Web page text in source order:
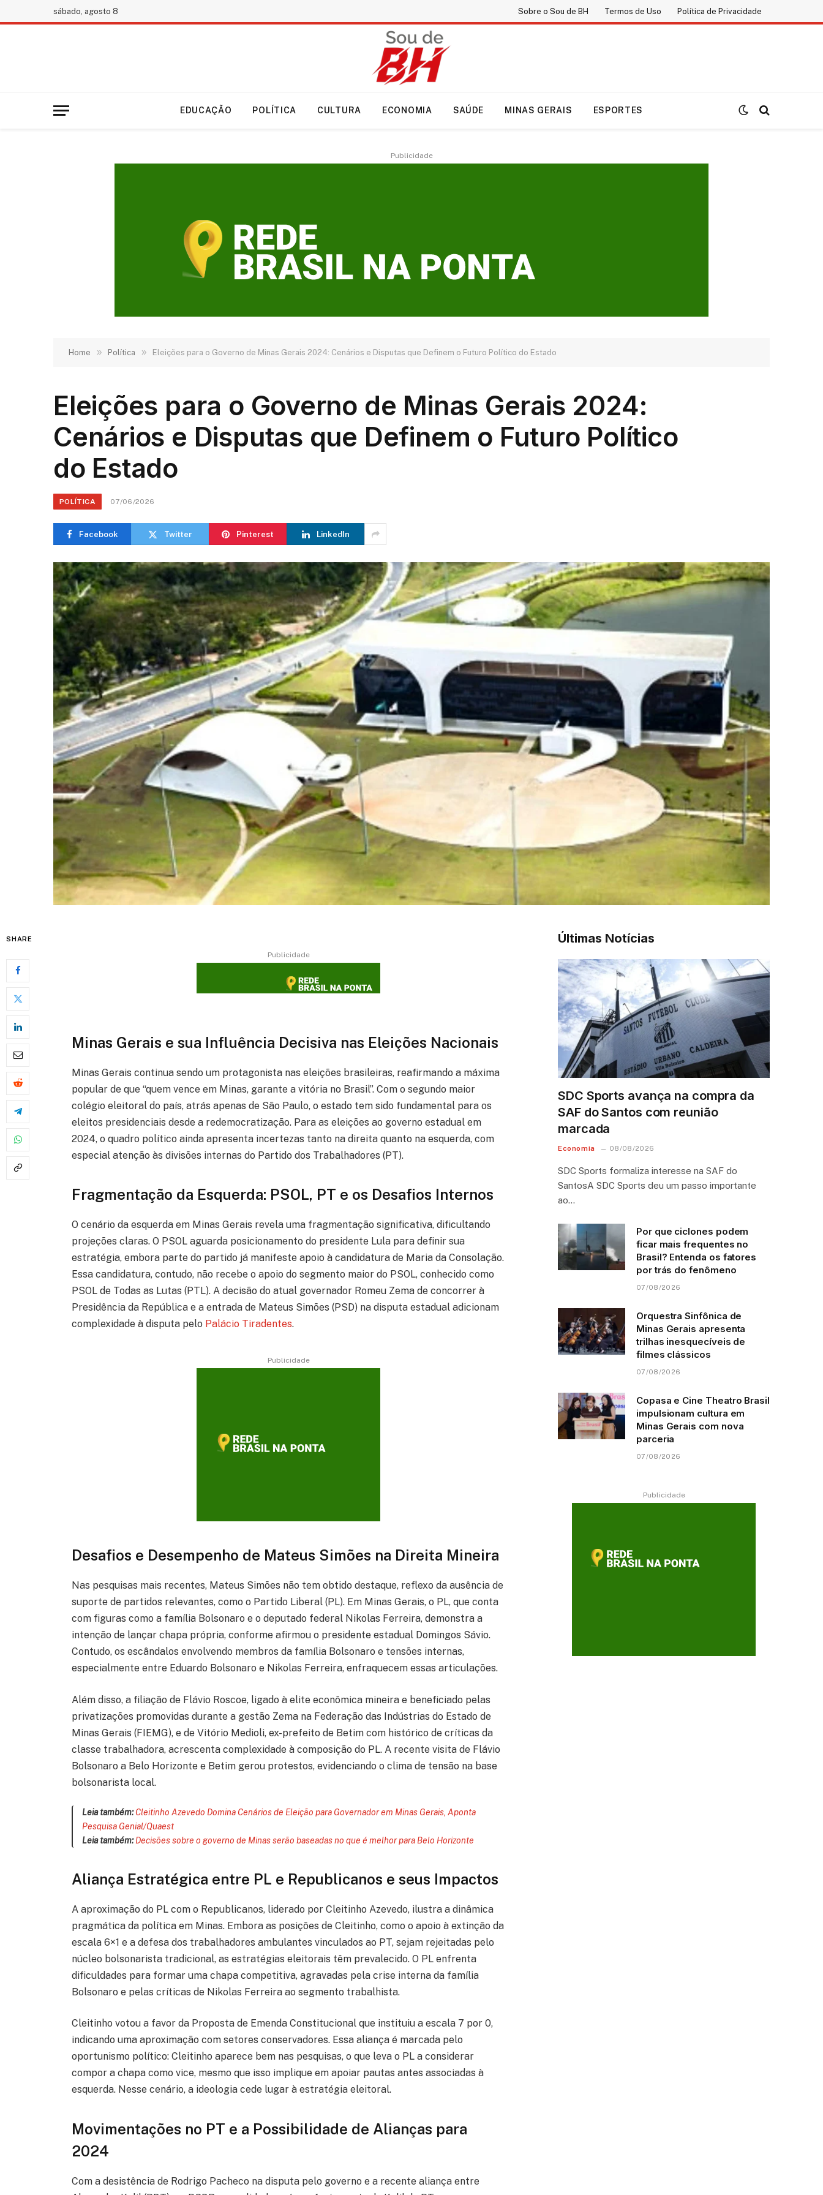
sábado, agosto 8 Sobre o Sou de BH Termos de Uso Política de Privacidade
EDUCAÇÃO POLÍTICA CULTURA ECONOMIA SAÚDE MINAS GERAIS ESPORTES
Publicidade
Home » Política » Eleições para o Governo de Minas Gerais 2024: Cenários e Disputas que Definem o Futuro Político do Estado
Eleições para o Governo de Minas Gerais 2024:
Cenários e Disputas que Definem o Futuro Político
do Estado
POLÍTICA 07/06/2026
Facebook Twitter Pinterest LinkedIn
SHARE
Publicidade
Minas Gerais e sua Influência Decisiva nas Eleições Nacionais
Minas Gerais continua sendo um protagonista nas eleições brasileiras, reafirmando a máxima
popular de que “quem vence em Minas, garante a vitória no Brasil”. Com o segundo maior
colégio eleitoral do país, atrás apenas de São Paulo, o estado tem sido fundamental para os
eleitos presidenciais desde a redemocratização. Para as eleições ao governo estadual em
2024, o quadro político ainda apresenta incertezas tanto na direita quanto na esquerda, com
especial atenção às divisões internas do Partido dos Trabalhadores (PT).
Fragmentação da Esquerda: PSOL, PT e os Desafios Internos
O cenário da esquerda em Minas Gerais revela uma fragmentação significativa, dificultando
projeções claras. O PSOL aguarda posicionamento do presidente Lula para definir sua
estratégia, embora parte do partido já manifeste apoio à candidatura de Maria da Consolação.
Essa candidatura, contudo, não recebe o apoio do segmento maior do PSOL, conhecido como
PSOL de Todas as Lutas (PTL). A decisão do atual governador Romeu Zema de concorrer à
Presidência da República e a entrada de Mateus Simões (PSD) na disputa estadual adicionam
complexidade à disputa pelo Palácio Tiradentes.
Publicidade
Desafios e Desempenho de Mateus Simões na Direita Mineira
Nas pesquisas mais recentes, Mateus Simões não tem obtido destaque, reflexo da ausência de
suporte de partidos relevantes, como o Partido Liberal (PL). Em Minas Gerais, o PL, que conta
com figuras como a família Bolsonaro e o deputado federal Nikolas Ferreira, demonstra a
intenção de lançar chapa própria, conforme afirmou o presidente estadual Domingos Sávio.
Contudo, os escândalos envolvendo membros da família Bolsonaro e tensões internas,
especialmente entre Eduardo Bolsonaro e Nikolas Ferreira, enfraquecem essas articulações.
Além disso, a filiação de Flávio Roscoe, ligado à elite econômica mineira e beneficiado pelas
privatizações promovidas durante a gestão Zema na Federação das Indústrias do Estado de
Minas Gerais (FIEMG), e de Vitório Medioli, ex-prefeito de Betim com histórico de críticas da
classe trabalhadora, acrescenta complexidade à composição do PL. A recente visita de Flávio
Bolsonaro a Belo Horizonte e Betim gerou protestos, evidenciando o clima de tensão na base
bolsonarista local.
Leia também: Cleitinho Azevedo Domina Cenários de Eleição para Governador em Minas Gerais, Aponta
Pesquisa Genial/Quaest
Leia também: Decisões sobre o governo de Minas serão baseadas no que é melhor para Belo Horizonte
Aliança Estratégica entre PL e Republicanos e seus Impactos
A aproximação do PL com o Republicanos, liderado por Cleitinho Azevedo, ilustra a dinâmica
pragmática da política em Minas. Embora as posições de Cleitinho, como o apoio à extinção da
escala 6×1 e a defesa dos trabalhadores ambulantes vinculados ao PT, sejam rejeitadas pelo
núcleo bolsonarista tradicional, as estratégias eleitorais têm prevalecido. O PL enfrenta
dificuldades para formar uma chapa competitiva, agravadas pela crise interna da família
Bolsonaro e pelas críticas de Nikolas Ferreira ao segmento trabalhista.
Cleitinho votou a favor da Proposta de Emenda Constitucional que instituiu a escala 7 por 0,
indicando uma aproximação com setores conservadores. Essa aliança é marcada pelo
oportunismo político: Cleitinho aparece bem nas pesquisas, o que leva o PL a considerar
compor a chapa como vice, mesmo que isso implique em apoiar pautas antes associadas à
esquerda. Nesse cenário, a ideologia cede lugar à estratégia eleitoral.
Movimentações no PT e a Possibilidade de Alianças para
2024
Com a desistência de Rodrigo Pacheco na disputa pelo governo e a recente aliança entre
Últimas Notícias
SDC Sports avança na compra da
SAF do Santos com reunião
marcada
Economia 08/08/2026
SDC Sports formaliza interesse na SAF do
SantosA SDC Sports deu um passo importante
ao…
Por que ciclones podem
ficar mais frequentes no
Brasil? Entenda os fatores
por trás do fenômeno
07/08/2026
Orquestra Sinfônica de
Minas Gerais apresenta
trilhas inesquecíveis de
filmes clássicos
07/08/2026
Copasa e Cine Theatro Brasil
impulsionam cultura em
Minas Gerais com nova
parceria
07/08/2026
Publicidade